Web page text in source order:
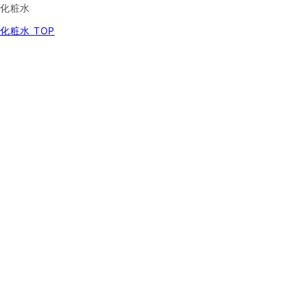
化粧水
化粧水 TOP